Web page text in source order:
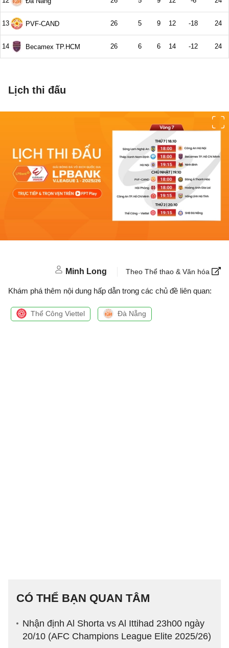
Lịch thi đấu
Minh Long Theo Thể thao & Văn hóa
Khám phá thêm nội dung hấp dẫn trong các chủ đề liên quan:
Thể Công Viettel Đà Nẵng
CÓ THỂ BẠN QUAN TÂM
Nhận định Al Shorta vs Al Ittihad 23h00 ngày
20/10 (AFC Champions League Elite 2025/26)